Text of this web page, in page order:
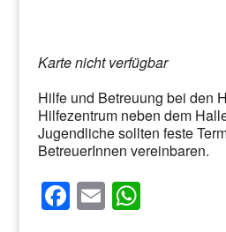
Karte nicht verfügbar
Hilfe und Betreuung bei den
Hilfezentrum neben dem
Jugendliche sollten feste
BetreuerInnen vereinbaren.
F E W